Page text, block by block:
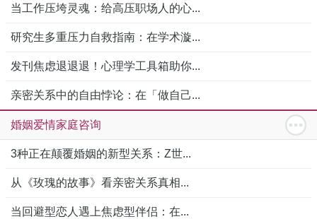
当工作压垮灵魂：给高压职场人的心...
研究生多重压力自救指南：在学术漩...
发刊焦虑退退退！心理学工具箱助你...
亲密关系中的自由悖论：在「做自己...
婚姻爱情家庭咨询
3种正在颠覆婚姻的新型关系：Z世...
从《玫瑰的故事》看亲密关系真相...
当回避型恋人遇上焦虑型伴侣：在...